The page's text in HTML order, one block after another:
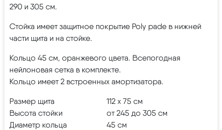
290 и 305 см.
Стойка имеет защитное покрытие Poly pade в нижней
части щита и на стойке.
Кольцо 45 см, оранжевого цвета. Всепогодная
нейлоновая сетка в комплекте.
Кольцо имеет 2 встроенных амортизатора.
Размер щита
112 х 75 см
Высота стойки
от 245 до 305 см
Диаметр кольца
45 см